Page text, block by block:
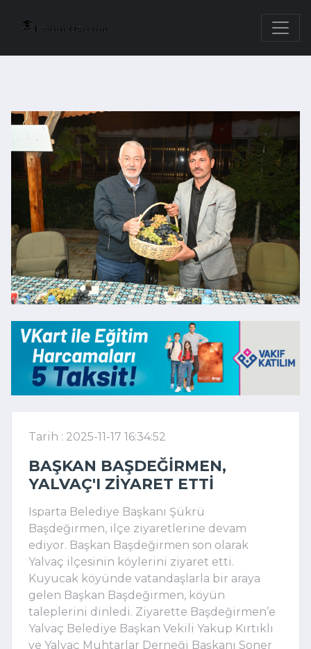
Tarih : 2025-11-17 16:34:52
BAŞKAN BAŞDEĞIRMEN,
YALVAÇ'I ZIYARET ETTI
Isparta Belediye Başkanı Şükrü
Başdeğirmen, ilçe ziyaretlerine devam
ediyor. Başkan Başdeğirmen son olarak
Yalvaç ilçesinin köylerini ziyaret etti.
Kuyucak köyünde vatandaşlarla bir araya
gelen Başkan Başdeğirmen, köyün
taleplerini dinledi. Ziyarette Başdeğirmen’e
Yalvaç Belediye Başkan Vekili Yakup Kırtıklı
ve Yalvaç Muhtarlar Derneği Başkanı Soner